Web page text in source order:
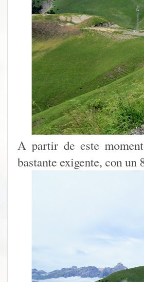
A partir de este
bastante exigente, con